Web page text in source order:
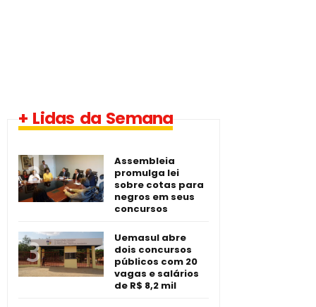
+ Lidas da Semana
-­ Imperatriz/MA
Assembleia
promulga lei
sobre cotas para
negros em seus
concursos
Uemasul abre
dois concursos
públicos com 20
vagas e salários
de R$ 8,2 mil